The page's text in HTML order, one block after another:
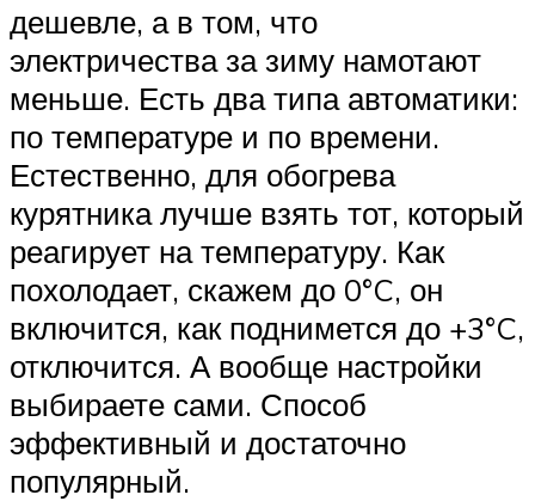
дешевле, а в том, что
электричества за зиму намотают
меньше. Есть два типа автоматики:
по температуре и по времени.
Естественно, для обогрева
курятника лучше взять тот, который
реагирует на температуру. Как
похолодает, скажем до 0°C, он
включится, как поднимется до +3°C,
отключится. А вообще настройки
выбираете сами. Способ
эффективный и достаточно
популярный.